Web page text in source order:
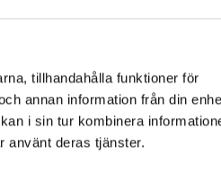
tillhandahålla funktioner för
annan information från din
i sin tur kombinera
använt deras tjänster.
IFISH
IFISH